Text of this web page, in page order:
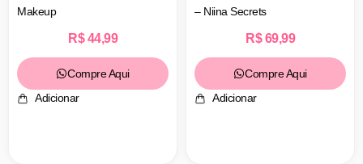
Makeup
R$44,99
Compre Aqui
Adicionar
– Niina Secrets
R$69,99
Compre Aqui
Adicionar